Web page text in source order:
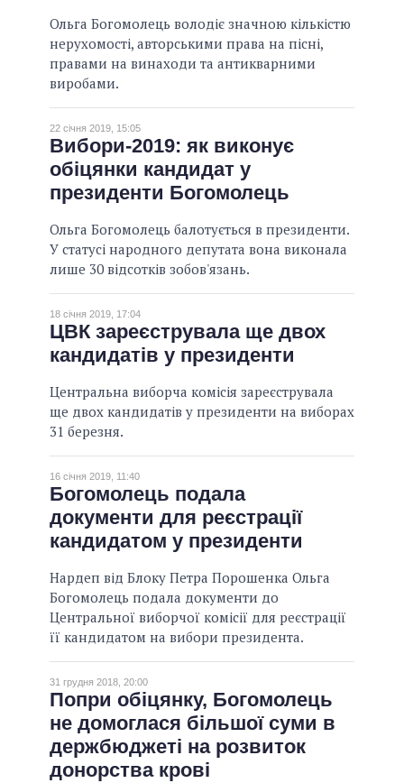
Ольга Богомолець володіє значною кількістю
нерухомості, авторськими права на пісні,
правами на винаходи та антикварними
виробами.
22 січня 2019, 15:05
Вибори-2019: як виконує
обіцянки кандидат у
президенти Богомолець
Ольга Богомолець балотується в президенти.
У статусі народного депутата вона виконала
лише 30 відсотків зобов'язань.
18 січня 2019, 17:04
ЦВК зареєструвала ще двох
кандидатів у президенти
Центральна виборча комісія зареєструвала
ще двох кандидатів у президенти на виборах
31 березня.
16 січня 2019, 11:40
Богомолець подала
документи для реєстрації
кандидатом у президенти
Нардеп від Блоку Петра Порошенка Ольга
Богомолець подала документи до
Центральної виборчої комісії для реєстрації
її кандидатом на вибори президента.
31 грудня 2018, 20:00
Попри обіцянку, Богомолець
не домоглася більшої суми в
держбюджеті на розвиток
донорства крові